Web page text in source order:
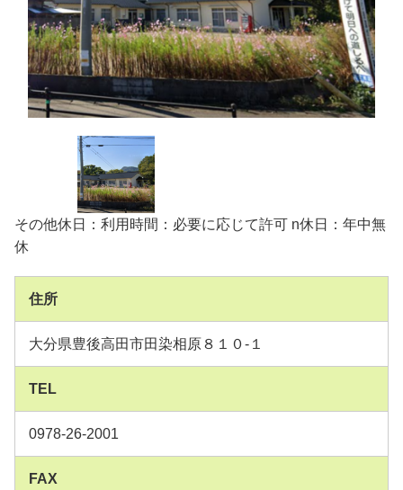
その他休日：利用時間：必要に応じて許可 n休日：年中無
休
住所
大分県豊後高田市田染相原８１０-１
TEL
0978-26-2001
FAX